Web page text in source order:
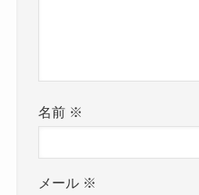
名前 ※
メール ※